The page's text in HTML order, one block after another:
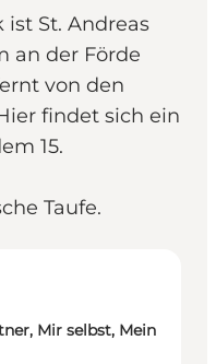
St. Andreas
an der Förde
von den
findet sich ein
15.
Taufe.
Mir selbst, Mein